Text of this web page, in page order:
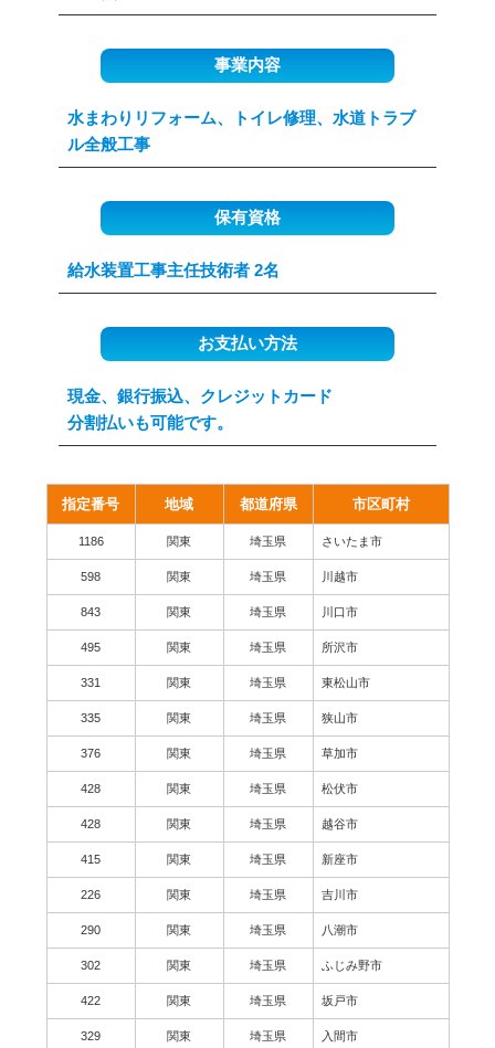
事業内容
水まわりリフォーム、トイレ修理、水道トラブ
ル全般工事
保有資格
給水装置工事主任技術者 2名
お支払い方法
現金、銀行振込、クレジットカード
分割払いも可能です。
指定番号 地域 都道府県 市区町村
1186 関東 埼玉県 さいたま市
598 関東 埼玉県 川越市
843 関東 埼玉県 川口市
495 関東 埼玉県 所沢市
331 関東 埼玉県 東松山市
335 関東 埼玉県 狭山市
376 関東 埼玉県 草加市
428 関東 埼玉県 松伏市
428 関東 埼玉県 越谷市
415 関東 埼玉県 新座市
226 関東 埼玉県 吉川市
290 関東 埼玉県 八潮市
302 関東 埼玉県 ふじみ野市
422 関東 埼玉県 坂戸市
329 関東 埼玉県 入間市